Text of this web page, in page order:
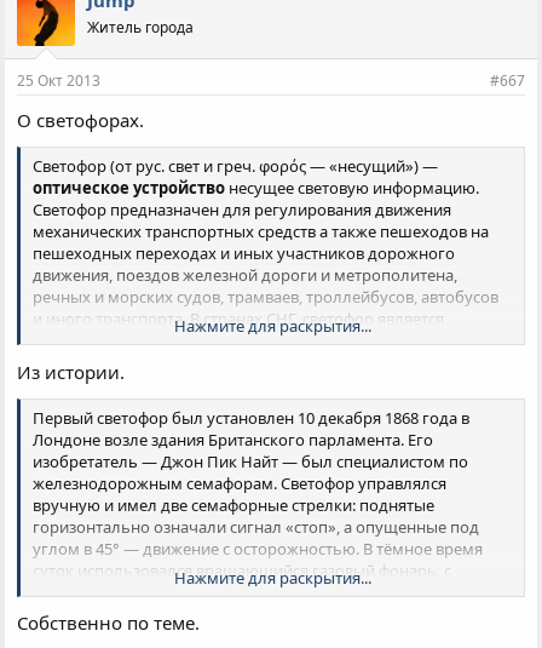
Житель города
25 Окт 2013 #667
О светофорах.
Светофор (от рус. свет и греч. φορός — «несущий») —
оптическое устройство несущее световую информацию.
Светофор предназначен для регулирования движения
механических транспортных средств а также пешеходов на
пешеходных переходах и иных участников дорожного
движения, поездов железной дороги и метрополитена,
речных и морских судов, трамваев, троллейбусов, автобусов
и иного транспорта. В странах СНГ, светофор является
муниципальной собственностью города.
Нажмите для раскрытия...
Из истории.
Первый светофор был установлен 10 декабря 1868 года в
Лондоне возле здания Британского парламента. Его
изобретатель — Джон Пик Найт — был специалистом по
железнодорожным семафорам. Светофор управлялся
вручную и имел две семафорные стрелки: поднятые
горизонтально означали сигнал «стоп», а опущенные под
углом в 45° — движение с осторожностью. В тёмное время
суток использовался вращающийся газовый фонарь, с
помощью которого подавались, соответственно, сигналы
красного и зелёного цветов. Светофор использовался для
облегчения перехода пешеходов через улицу, а его сигналы
Нажмите для раскрытия...
Собственно по теме.